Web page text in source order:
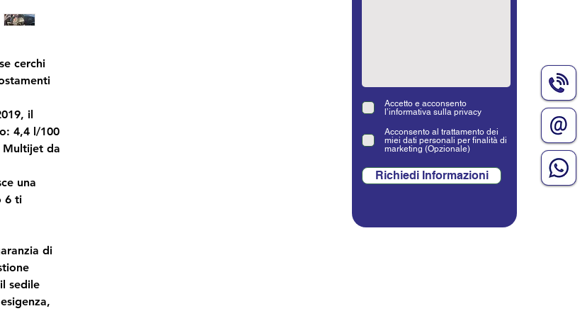
cerchi
il
4,4 l/100
Multijet da
una
6 ti
di
sedile
Accetto e acconsento
l’informativa sulla privacy
Acconsento al trattamento dei
miei dati personali per finalità di
marketing (Opzionale)
Richiedi Informazioni